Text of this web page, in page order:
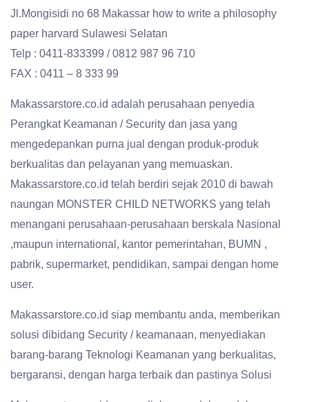
Jl.Mongisidi no 68 Makassar how to write a philosophy
paper harvard Sulawesi Selatan
Telp : 0411-833399 / 0812 987 96 710
FAX : 0411 – 8 333 99
Makassarstore.co.id adalah perusahaan penyedia
Perangkat Keamanan / Security dan jasa yang
mengedepankan purna jual dengan produk-produk
berkualitas dan pelayanan yang memuaskan.
Makassarstore.co.id telah berdiri sejak 2010 di bawah
naungan MONSTER CHILD NETWORKS yang telah
menangani perusahaan-perusahaan berskala Nasional
,maupun international, kantor pemerintahan, BUMN ,
pabrik, supermarket, pendidikan, sampai dengan home
user.
Makassarstore.co.id siap membantu anda, memberikan
solusi dibidang Security / keamanaan, menyediakan
barang-barang Teknologi Keamanan yang berkualitas,
bergaransi, dengan harga terbaik dan pastinya Solusi